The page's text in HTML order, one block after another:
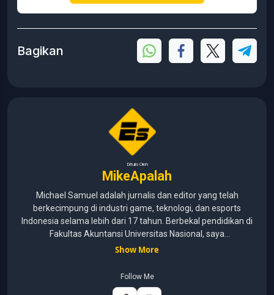
Bagikan
Ditulis Oleh
MikeApalah
Michael Samuel adalah jurnalis dan editor yang telah
berkecimpung di industri game, teknologi, dan esports
Indonesia selama lebih dari 17 tahun. Berbekal pendidikan di
Fakultas Akuntansi Universitas Nasional, saya
menggabungkan kemampuan analisis dengan pengalaman
pernah menangani berbagai peran, mulai dari reporter, editor,
marketing, business development, hingga Editor in Chief.
Show More
Follow Me